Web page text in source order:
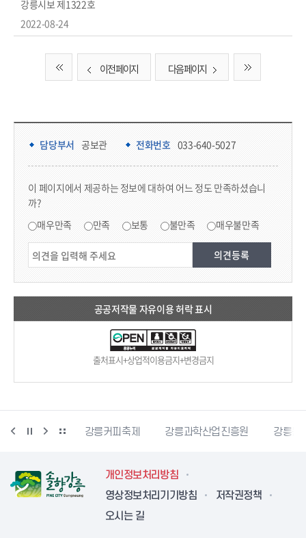
강릉시보 제1322호
2022-08-24
이전 페이지 다음 페이지
담당부서 정보 & 컨텐츠 만족도 조사 & 공공저작물 자유이용 허락 표시
담당부서 공보관 전화번호 033-640-5027
이 페이지에서 제공하는 정보에 대하여 어느 정도 만족하셨습니
까?
매우만족 만족 보통 불만족 매우불만족
공공저작물 자유이용 허락 표시
출처표시+상업적이용금지+변경금지
자원봉사센터 강릉커피축제 강릉과학산업진흥원 강릉문
개인정보처리방침
영상정보처리기기방침
저작권정책
오시는 길